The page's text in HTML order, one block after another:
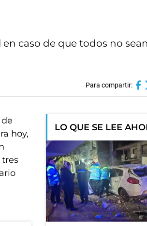
caso de que todos no sean
Para compartir:
hoy,
tres
LO QUE SE LEE